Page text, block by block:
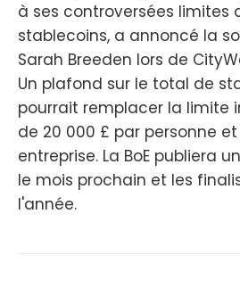
à ses controversées limites
stablecoins, a annoncé la
Sarah Breeden lors de
Un plafond sur le total de
pourrait remplacer la limite
de 20 000 £ par personne et
entreprise. La BoE publiera
le mois prochain et les
l'année.